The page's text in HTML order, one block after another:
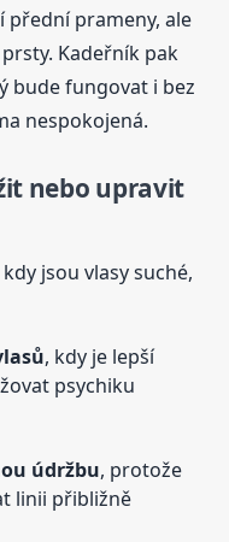
přední prameny, ale
Kadeřník pak
bude fungovat i bez
nespokojená.
nebo upravit
kdy jsou vlasy suché,
, kdy je lepší
psychiku
údržbu, protože
linii přibližně